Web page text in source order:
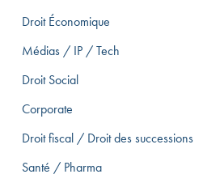
Droit Économique
Médias / IP / Tech
Droit Social
Corporate
Droit fiscal / Droit des successions
Santé / Pharma